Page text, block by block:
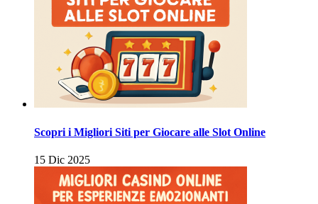
Scopri i Migliori Siti per Giocare alle Slot Online
15 Dic 2025